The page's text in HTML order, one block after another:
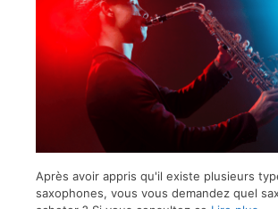
Après avoir appris qu'il existe plusieurs
saxophones, vous vous demandez quel